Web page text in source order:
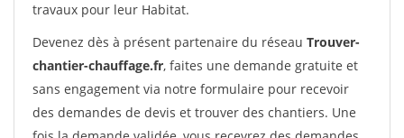
travaux pour leur Habitat.
Devenez dès à présent partenaire du réseau Trouver-
chantier-chauffage.fr, faites une demande gratuite et
sans engagement via notre formulaire pour recevoir
des demandes de devis et trouver des chantiers. Une